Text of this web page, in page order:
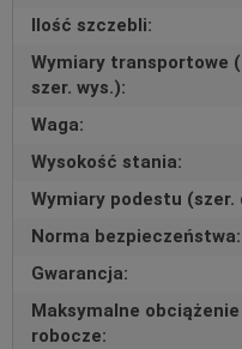
Ilość szczebli:
Wymiary transportowe
szer. wys.):
Waga:
Wysokość stania:
Wymiary podestu (szer.
Norma bezpieczeństwa:
Gwarancja:
Maksymalne obciążenie
robocze: